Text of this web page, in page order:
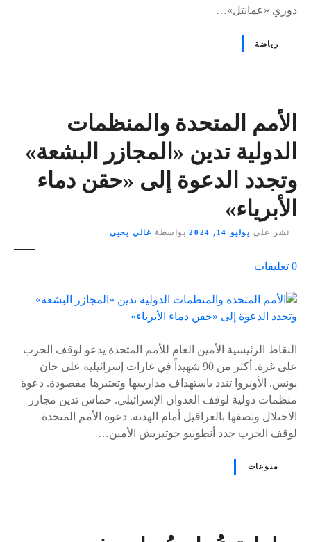
دوري «عمانتل»…
رياضة
الأمم المتحدة والمنظمات
الدولية تدين «المجازر البشعة»
وتجدد الدعوة إلى «حقن دماء
الأبرياء»
نشر على يوليو 14, 2024 بواسطة غالي يحيى
0 تعليقات
ى
٪
النقاط الرئيسية الأمين العام للأمم المتحدة يدعو لوقف الحرب
على غزة. أكثر من 90 شهيداً في غارات إسرائيلية على خان
يونس. الأونروا تندد باستهداف مدارسها وتعتبرها مقصودة. دعوة
منظمات دولية لوقف العدوان الإسرائيلي. حماس تدين مجازر
الاحتلال وتصفها بالعراقيل أمام الهدنة. دعوة الأمم المتحدة
لوقف الحرب جدد أنطونيو جوتيريش الأمين…
منوعات